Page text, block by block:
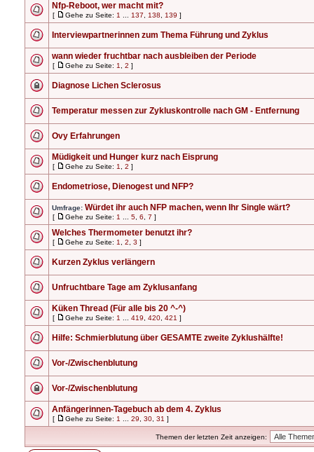
Nfp-Reboot, wer macht mit?
[ Gehe zu Seite: 1 137 138 139 ]
Interviewpartnerinnen zum Thema Führung und Zyklus
wann wieder fruchtbar nach ausbleiben der Periode
[ Gehe zu Seite: 1 2 ]
Diagnose Lichen Sclerosus
Temperatur messen zur Zykluskontrolle nach GM - Entfernung
Ovy Erfahrungen
Müdigkeit und Hunger kurz nach Eisprung
[ Gehe zu Seite: 1 2 ]
Endometriose, Dienogest und NFP?
Umfrage: Würdet ihr auch NFP machen, wenn Ihr Single wärt?
[ Gehe zu Seite: 1 5 6 7 ]
Welches Thermometer benutzt ihr?
[ Gehe zu Seite: 1 2 3 ]
Kurzen Zyklus verlängern
Unfruchtbare Tage am Zyklusanfang
Küken Thread (Für alle bis 20 ^-^)
[ Gehe zu Seite: 1 419 420 421 ]
Hilfe: Schmierblutung über GESAMTE zweite Zyklushälfte!
Vor-/Zwischenblutung
Vor-/Zwischenblutung
Anfängerinnen-Tagebuch ab dem 4. Zyklus
[ Gehe zu Seite: 1 29 30 31 ]
Themen der letzten Zeit anzeigen: